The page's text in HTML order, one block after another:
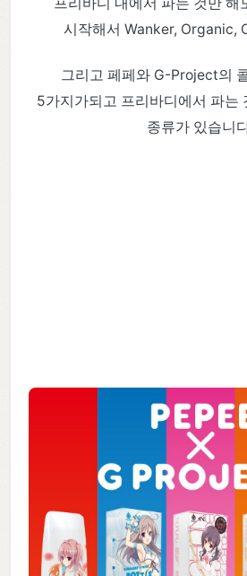
시작해서 Wanker, Organic,
그리고 페페와 G-Project의
5가지가되고 프리바디에서 파는
종류가 있습니